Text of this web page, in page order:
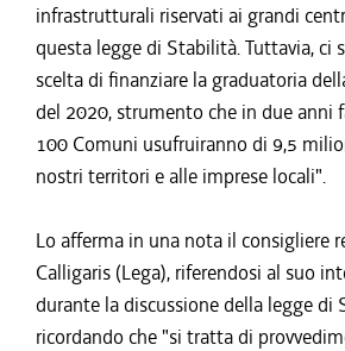
infrastrutturali riservati ai grandi
questa legge di Stabilità. Tuttavia, ci
scelta di finanziare la graduatoria
del 2020, strumento che in due anni
100 Comuni usufruiranno di 9,5
nostri territori e alle imprese locali".
Lo afferma in una nota il consigliere
Calligaris (Lega), riferendosi al suo
durante la discussione della legge di
ricordando che "si tratta di